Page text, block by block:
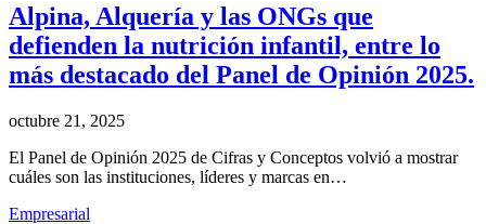
Alpina, Alquería y las ONGs que
defienden la nutrición infantil, entre lo
más destacado del Panel de Opinión 2025.
octubre 21, 2025
El Panel de Opinión 2025 de Cifras y Conceptos volvió a mostrar
cuáles son las instituciones, líderes y marcas en…
Empresarial